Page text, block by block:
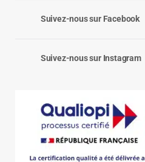
Suivez-nous sur Facebook
Suivez-nous sur Instagram